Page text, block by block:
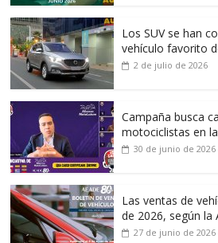
Los SUV se han
vehículo favorito
2 de julio de 2026
Campaña busca
motociclistas en
30 de junio de 2026
Las ventas de
de 2026, según la
27 de junio de 2026